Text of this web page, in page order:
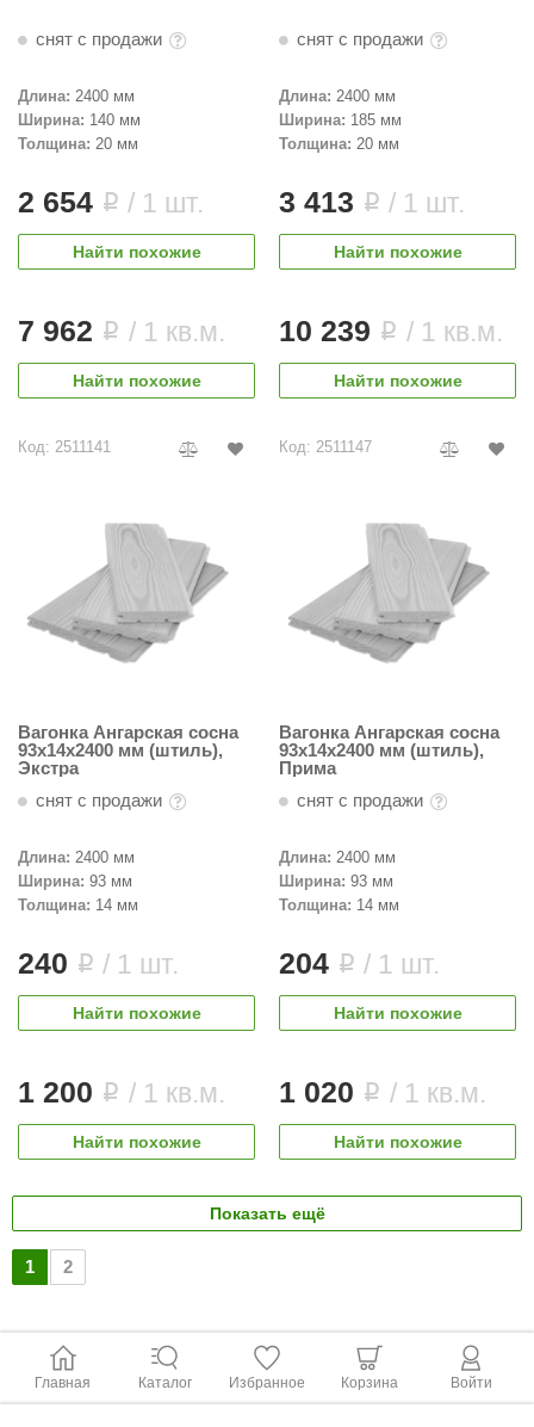
снят с продажи
Длина: 2400 мм
Ширина: 140 мм
Толщина: 20 мм
2 654 i / 1 шт.
Найти похожие
7 962 i / 1 кв.м.
Найти похожие
снят с продажи
Длина: 2400 мм
Ширина: 185 мм
Толщина: 20 мм
3 413 i / 1 шт.
Найти похожие
10 239 i / 1 кв.м.
Найти похожие
Код: 2511141
Вагонка Ангарская сосна
93х14х2400 мм (штиль),
Экстра
снят с продажи
Длина: 2400 мм
Ширина: 93 мм
Толщина: 14 мм
240 i / 1 шт.
Найти похожие
1 200 i / 1 кв.м.
Найти похожие
Код: 2511147
Вагонка Ангарская сосна
93х14х2400 мм (штиль),
Прима
снят с продажи
Длина: 2400 мм
Ширина: 93 мм
Толщина: 14 мм
204 i / 1 шт.
Найти похожие
1 020 i / 1 кв.м.
Найти похожие
Показать ещё
1 2
Главная Каталог Избранное Корзина Войти